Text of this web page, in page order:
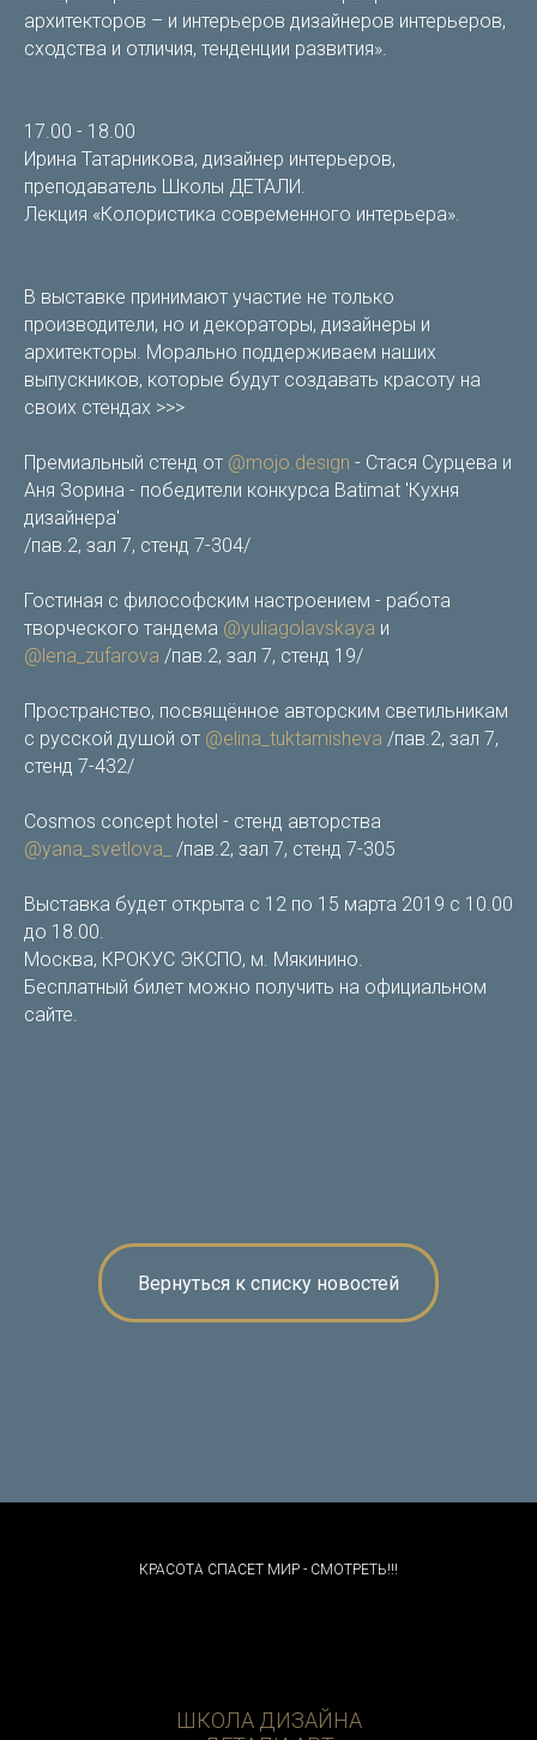
архитекторов – и интерьеров дизайнеров интерьеров,
сходства и отличия, тенденции развития».
17.00 - 18.00
Ирина Татарникова, дизайнер интерьеров,
преподаватель Школы ДЕТАЛИ.
Лекция «Колористика современного интерьера».
В выставке принимают участие не только
производители, но и декораторы, дизайнеры и
архитекторы. Морально поддерживаем наших
выпускников, которые будут создавать красоту на
своих стендах >>>
Премиальный стенд от @mojo.design - Стася Сурцева и
Аня Зорина - победители конкурса Batimat 'Кухня
дизайнера'
/пав.2, зал 7, стенд 7-304/
Гостиная с философским настроением - работа
творческого тандема @yuliagolavskaya и
@lena_zufarova /пав.2, зал 7, стенд 19/
Пространство, посвящённое авторским светильникам
с русской душой от @elina_tuktamisheva /пав.2, зал 7,
стенд 7-432/
Cosmos concept hotel - стенд авторства
@yana_svetlova_
/пав.2, зал 7, стенд 7-305
Выставка будет открыта с 12 по 15 марта 2019 с 10.00
до 18.00.
Москва, КРОКУС ЭКСПО, м. Мякинино.
Бесплатный билет можно получить на официальном
сайте.
Вернуться к списку новостей
КРАСОТА СПАСЕТ МИР - СМОТРЕТЬ!!!
ШКОЛА ДИЗАЙНА